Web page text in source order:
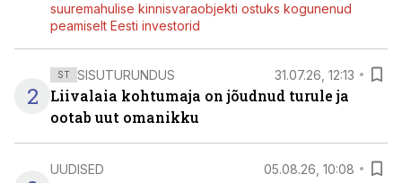
suuremahulise kinnisvaraobjekti ostuks kogunenud
peamiselt Eesti investorid
2
ST SISUTURUNDUS 31.07.26, 12:13
Liivalaia kohtumaja on jõudnud turule ja
ootab uut omanikku
UUDISED 05.08.26, 10:08